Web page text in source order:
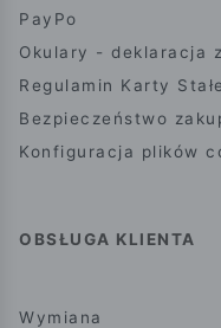
PayPo
Okulary - deklaracja
Regulamin Karty
Bezpieczeństwo
Konfiguracja plików
OBSŁUGA KLIENTA
Wymiana